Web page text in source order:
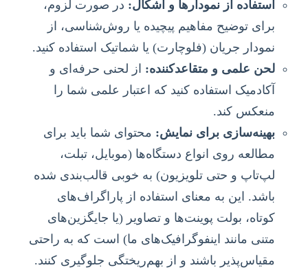
استفاده از نمودارها و اشکال: در صورت لزوم،
برای توضیح مفاهیم پیچیده یا روش‌شناسی، از
نمودار جریان (فلوچارت) یا شماتیک استفاده کنید.
لحن علمی و متقاعدکننده: از لحنی حرفه‌ای و
آکادمیک استفاده کنید که اعتبار علمی شما را
منعکس کند.
بهینه‌سازی برای نمایش: محتوای شما باید برای
مطالعه روی انواع دستگاه‌ها (موبایل، تبلت،
لپ‌تاپ و حتی تلویزیون) به خوبی قالب‌بندی شده
باشد. این به معنای استفاده از پاراگراف‌های
کوتاه، بولت پوینت‌ها و تصاویر (یا جایگزین‌های
متنی مانند اینفوگرافیک‌های ما) است که به راحتی
مقیاس‌پذیر باشند و از بهم‌ریختگی جلوگیری کنند.